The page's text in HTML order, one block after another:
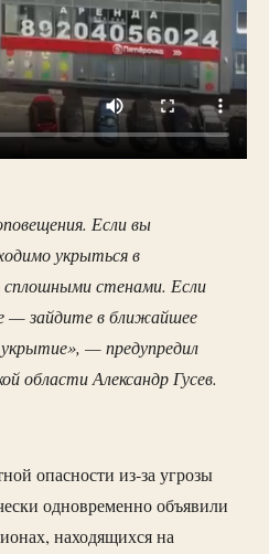
Если вы
укрыться в
сплошными стенами. Если
— зайдите в ближайшее
— предупредил
области Александр Гусев.
опасности из-за угрозы
одновременно объявили
находящихся на